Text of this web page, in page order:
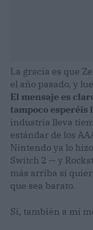
La gracia es que
el año pasado, y
El mensaje es
tampoco esperéis
industria lleva
estándar de los
Nintendo ya lo
Switch 2 — y
más arriba si
que sea barato.
Sí, también a mí